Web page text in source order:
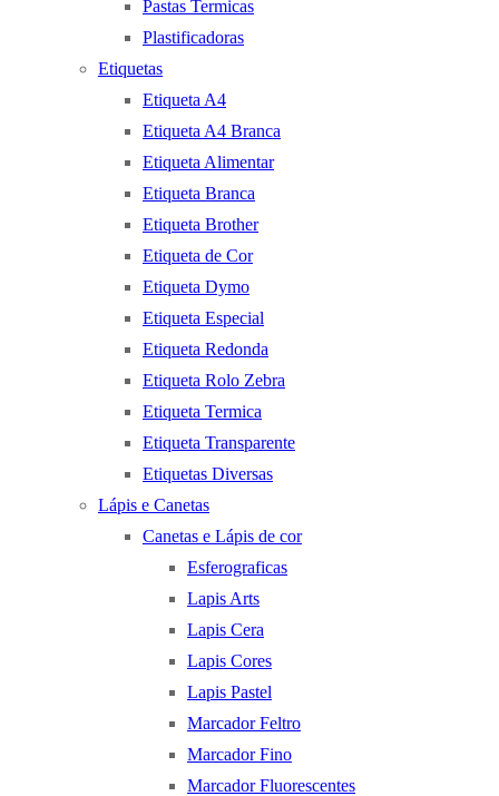
Pastas Termicas
Plastificadoras
Etiquetas
Etiqueta A4
Etiqueta A4 Branca
Etiqueta Alimentar
Etiqueta Branca
Etiqueta Brother
Etiqueta de Cor
Etiqueta Dymo
Etiqueta Especial
Etiqueta Redonda
Etiqueta Rolo Zebra
Etiqueta Termica
Etiqueta Transparente
Etiquetas Diversas
Lápis e Canetas
Canetas e Lápis de cor
Esferograficas
Lapis Arts
Lapis Cera
Lapis Cores
Lapis Pastel
Marcador Feltro
Marcador Fino
Marcador Fluorescentes